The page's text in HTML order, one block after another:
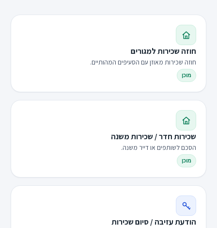
חוזה שכירות למגורים
חוזה שכירות מאוזן עם הסעיפים המהותיים.
מוכן
שכירות חדר / שכירות משנה
הסכם לשותפים או דייר משנה.
מוכן
הודעת עזיבה / סיום שכירות